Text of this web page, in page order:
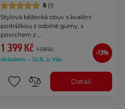
5 (1)
Stylová běžecká obuv s kvalitní
podrážkou z odolné gumy, s
povrchem z …
1 399 Kč 1 599 Kč
skladem – 12.8. u Vás
-13%
Detail